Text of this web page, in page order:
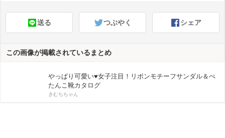
送る つぶやく シェア
この画像が掲載されているまとめ
やっぱり可愛い♥女子注目！リボンモチーフサンダル＆ぺ
たんこ靴カタログ
きむちちゃん